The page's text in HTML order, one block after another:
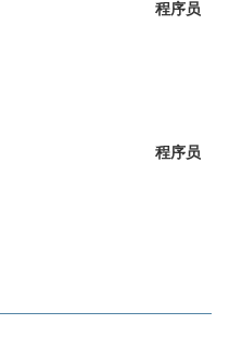
程序员
程序员